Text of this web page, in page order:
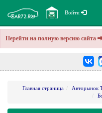
Перейти на полную версию сайта
Войти
Главная страница
Авторынок